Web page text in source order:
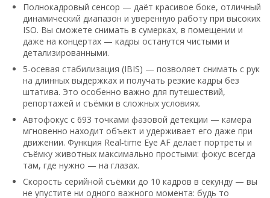
Полнокадровый сенсор — даёт красивое боке, отличный
динамический диапазон и уверенную работу при высоких
ISO. Вы сможете снимать в сумерках, в помещении и
даже на концертах — кадры останутся чистыми и
детализированными.
5‑осевая стабилизация (IBIS) — позволяет снимать с рук
на длинных выдержках и получать резкие кадры без
штатива. Это особенно важно для путешествий,
репортажей и съёмки в сложных условиях.
Автофокус с 693 точками фазовой детекции — камера
мгновенно находит объект и удерживает его даже при
движении. Функция Real‑time Eye AF делает портреты и
съёмку животных максимально простыми: фокус всегда
там, где нужно — на глазах.
Скорость серийной съёмки до 10 кадров в секунду — вы
не упустите ни одного важного момента: будь то